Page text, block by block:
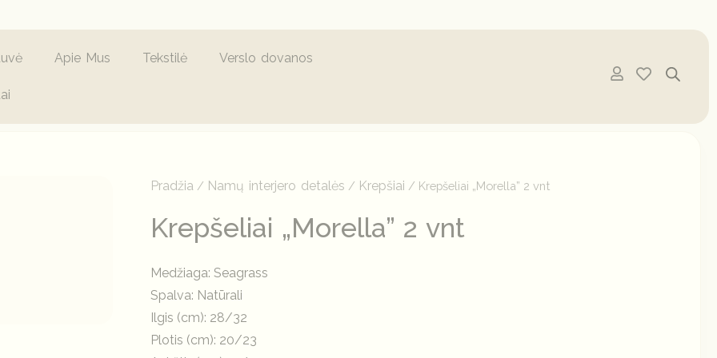
Apie Mus Tekstilė Verslo dovanos
Pradžia / Namų interjero detalės / Krepšiai / Krepšeliai „Morella” 2 vnt
Krepšeliai „Morella” 2 vnt
Medžiaga: Seagrass
Spalva: Natūrali
Ilgis (cm): 28/32
Plotis (cm): 20/23